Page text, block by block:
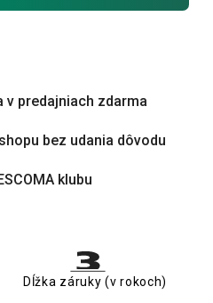
v predajniach zdarma
bez udania dôvodu
klubu
Dĺžka záruky (v rokoch)